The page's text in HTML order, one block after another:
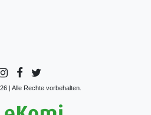
| Alle Rechte vorbehalten.